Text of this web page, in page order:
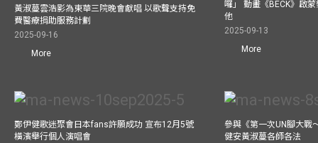
黃淑蔓雲浩影為東華三院晚會獻唱 以歌聲支持免
費醫療捐助服務計劃
2025-09-16
More
囉」 動畫《BECK》啟
他
2025-09-13
More
鄭伊健歌迷聚會日本fans許願成功 宣布12月5號
橫濱舉行個人演唱會
參與《第一次UN腳大戰
健安黃淑蔓各師各法